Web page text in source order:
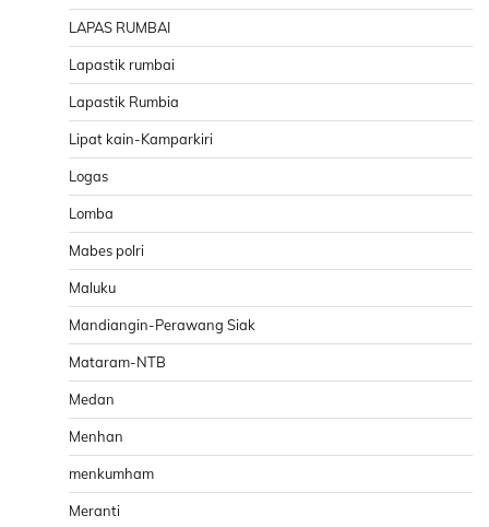
LAPAS RUMBAI
Lapastik rumbai
Lapastik Rumbia
Lipat kain-Kamparkiri
Logas
Lomba
Mabes polri
Maluku
Mandiangin-Perawang Siak
Mataram-NTB
Medan
Menhan
menkumham
Meranti